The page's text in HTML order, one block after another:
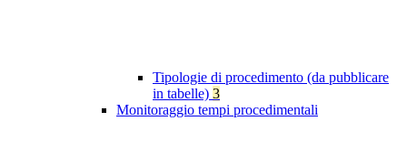
Tipologie di procedimento (da pubblicare
in tabelle) 3
Monitoraggio tempi procedimentali